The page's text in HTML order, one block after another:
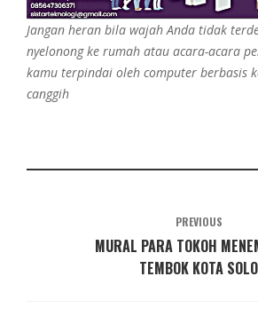
Jangan heran bila wajah Anda tidak
nyelonong ke rumah atau acara-acara
kamu terpindai oleh computer berbasis
canggih
PREVIOUS
MURAL PARA TOKOH
TEMBOK KOTA SOLO